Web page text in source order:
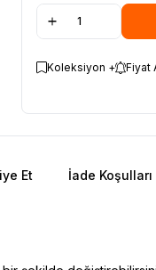
Koleksiyon + Fiyat
Et İade Koşulları